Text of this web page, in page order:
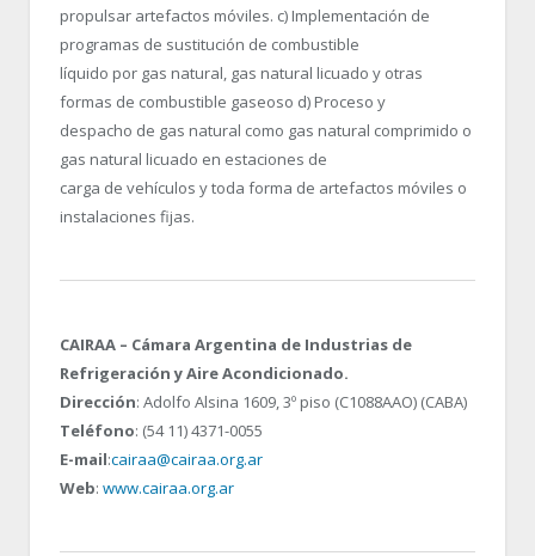
propulsar artefactos móviles. c) Implementación de
programas de sustitución de combustible
líquido por gas natural, gas natural licuado y otras
formas de combustible gaseoso d) Proceso y
despacho de gas natural como gas natural comprimido o
gas natural licuado en estaciones de
carga de vehículos y toda forma de artefactos móviles o
instalaciones fijas.
CAIRAA – Cámara Argentina de Industrias de
Refrigeración y Aire Acondicionado.
Dirección: Adolfo Alsina 1609, 3º piso (C1088AAO) (CABA)
Teléfono: (54 11) 4371-0055
E-mail:cairaa@cairaa.org.ar
Web: www.cairaa.org.ar